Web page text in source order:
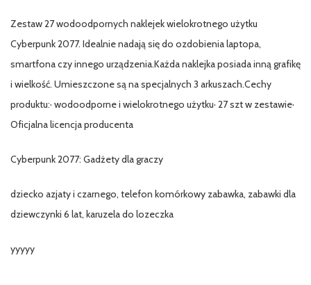
Zestaw 27 wodoodpornych naklejek wielokrotnego użytku
Cyberpunk 2077. Idealnie nadają się do ozdobienia laptopa,
smartfona czy innego urządzenia.Każda naklejka posiada inną grafikę
i wielkość. Umieszczone są na specjalnych 3 arkuszach.Cechy
produktu:· wodoodporne i wielokrotnego użytku· 27 szt w zestawie·
Oficjalna licencja producenta
Cyberpunk 2077: Gadżety dla graczy
dziecko azjaty i czarnego, telefon komórkowy zabawka, zabawki dla
dziewczynki 6 lat, karuzela do lozeczka
yyyyy